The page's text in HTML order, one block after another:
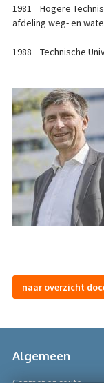
1981 Hogere
afdeling weg- en
1988 Technische
naar overzicht
Algemeen